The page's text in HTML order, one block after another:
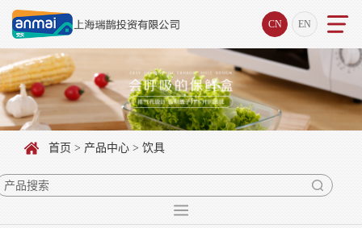
CN EN
首页 > 产品中心 > 饮具